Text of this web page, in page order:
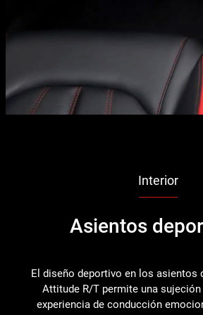
Interior
Asientos
El diseño deportivo en los asientos
Attitude R/T permite una sujeción
experiencia de conducción